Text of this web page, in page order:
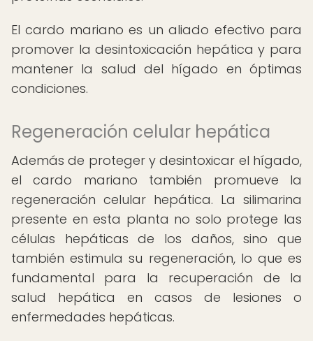
El cardo mariano es un aliado efectivo para
promover la desintoxicación hepática y para
mantener la salud del hígado en óptimas
condiciones.
Regeneración celular hepática
Además de proteger y desintoxicar el hígado,
el cardo mariano también promueve la
regeneración celular hepática. La silimarina
presente en esta planta no solo protege las
células hepáticas de los daños, sino que
también estimula su regeneración, lo que es
fundamental para la recuperación de la
salud hepática en casos de lesiones o
enfermedades hepáticas.